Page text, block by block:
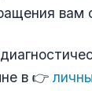
вам
в 👉